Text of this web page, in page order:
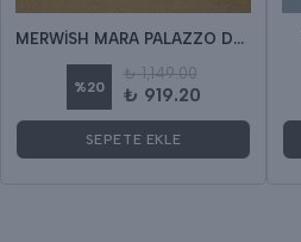
MERWİSH MARA PALAZZO DENİM
%20
₺ 1,149.00
₺ 919.20
SEPETE EKLE